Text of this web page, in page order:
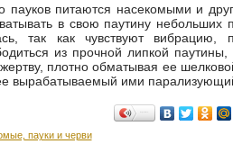
пауков питаются насекомыми и
в свою паутину
так как чувствуют вибрацию,
из прочной липкой
плотно обматывая ее
вырабатываемый ими
пауки и черви